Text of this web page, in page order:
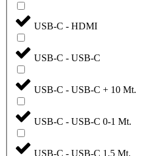
USB-C - HDMI
USB-C - USB-C
USB-C - USB-C + 10 Mt.
USB-C - USB-C 0-1 Mt.
USB-C - USB-C 1,5 Mt.